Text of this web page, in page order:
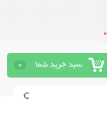
سبد خرید شما 0